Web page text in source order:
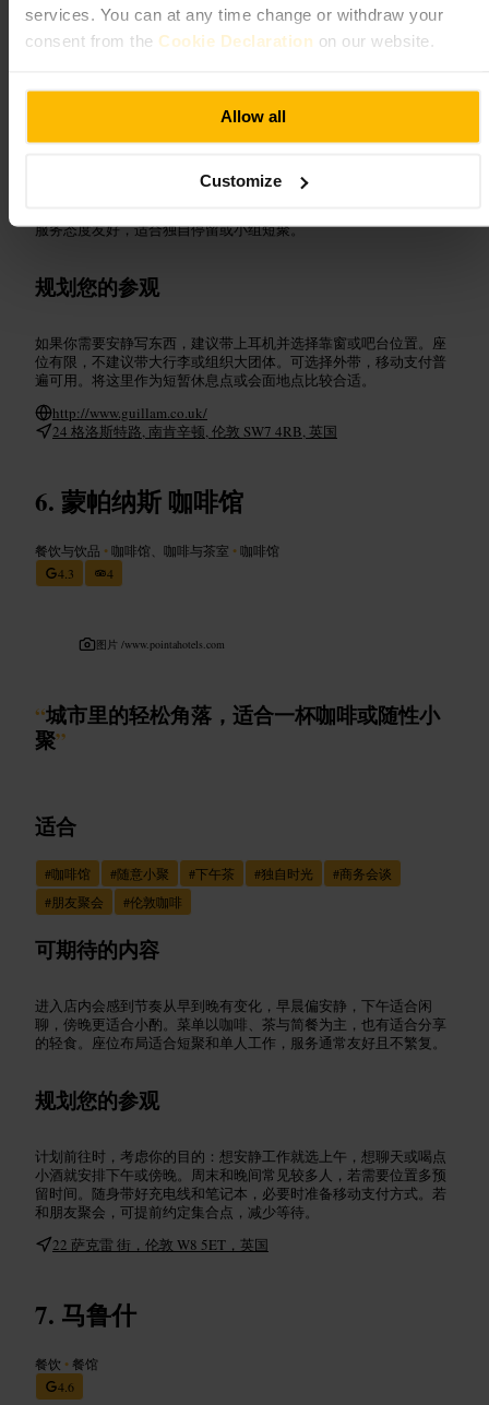
services. You can at any time change or withdraw your
consent from the Cookie Declaration on our website.
Allow all
Customize
适合
#南肯辛顿 #伦敦咖啡 #咖啡馆 #实惠咖啡 #随手带走
可期待的内容
室内空间不大，座位以吧台和小桌为主，光线通常来自窗边。饮品
服务态度友好，适合独自停留或小组短聚。
规划您的参观
如果你需要安静写东西，建议带上耳机并选择靠窗或吧台位置。座
位有限，不建议带大行李或组织大团体。可选择外带，移动支付普
遍可用。将这里作为短暂休息点或会面地点比较合适。
http://www.guillam.co.uk/
24 格洛斯特路, 南肯辛顿, 伦敦 SW7 4RB, 英国
蒙帕纳斯 咖啡馆
餐饮与饮品 •咖啡馆、咖啡与茶室 •咖啡馆
4.3
4
图片 /www.pointahotels.com
“城市里的轻松角落，适合一杯咖啡或随性小
聚”
适合
#咖啡馆 #随意小聚 #下午茶 #独自时光 #商务会谈
#朋友聚会 #伦敦咖啡
可期待的内容
进入店内会感到节奏从早到晚有变化，早晨偏安静，下午适合闲
聊，傍晚更适合小酌。菜单以咖啡、茶与简餐为主，也有适合分享
的轻食。座位布局适合短聚和单人工作，服务通常友好且不繁复。
规划您的参观
计划前往时，考虑你的目的：想安静工作就选上午，想聊天或喝点
小酒就安排下午或傍晚。周末和晚间常见较多人，若需要位置多预
留时间。随身带好充电线和笔记本，必要时准备移动支付方式。若
和朋友聚会，可提前约定集合点，减少等待。
22 萨克雷 街，伦敦 W8 5ET，英国
马鲁什
餐饮 •餐馆
4.6